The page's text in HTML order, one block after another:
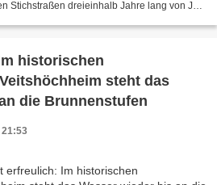
Stichstraßen dreieinhalb Jahre lang von Juli
historischen
steht das
die Brunnenstufen